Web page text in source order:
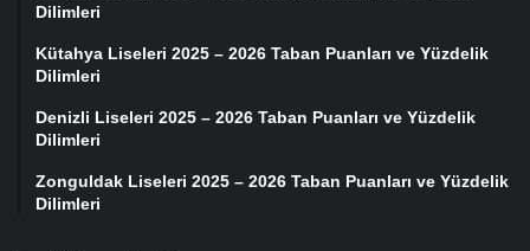
Dilimleri
Kütahya Liseleri 2025 – 2026 Taban Puanları ve Yüzdelik
Dilimleri
Denizli Liseleri 2025 – 2026 Taban Puanları ve Yüzdelik
Dilimleri
Zonguldak Liseleri 2025 – 2026 Taban Puanları ve Yüzdelik
Dilimleri